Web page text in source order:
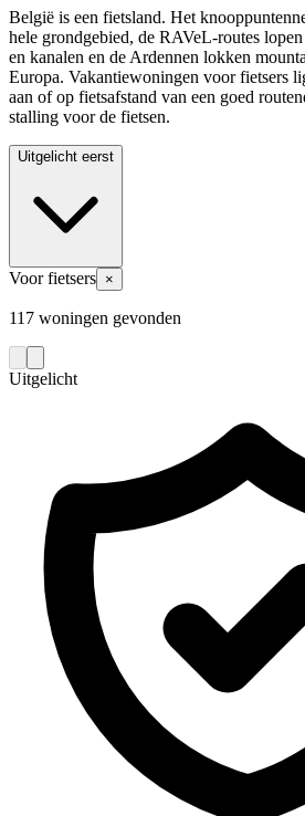
België is een fietsland. Het
hele grondgebied, de RAVeL-routes
en kanalen en de Ardennen lokken
Europa. Vakantiewoningen voor fietsers
aan of op fietsafstand van een goed
stalling voor de fietsen.
Uitgelicht eerst
Voor fietsers ×
117 woningen gevonden
Uitgelicht